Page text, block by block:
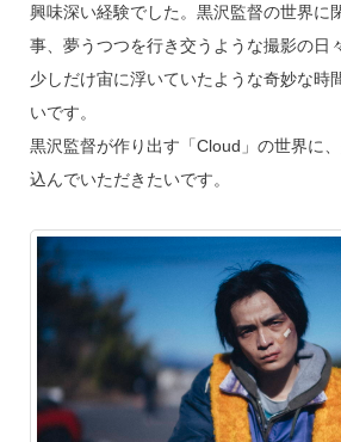
興味深い経験でした。黒沢監督の世界に
事、夢うつつを行き交うような撮影の日
少しだけ宙に浮いていたような奇妙な時
いです。
黒沢監督が作り出す「Cloud」の世界に
込んでいただきたいです。